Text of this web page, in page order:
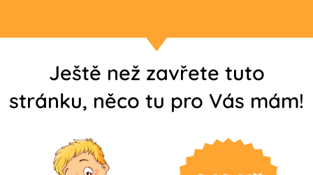
Ještě než zavřete tuto
stránku, něco tu pro Vás mám!